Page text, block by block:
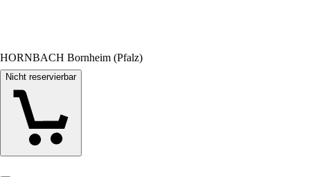
HORNBACH Bornheim (Pfalz)
Nicht reservierbar